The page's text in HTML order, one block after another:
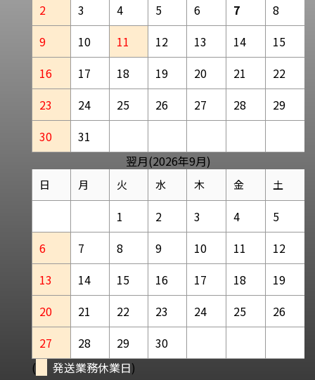
2
3 4 5 6 7
8
9
10 11 12 13 14
15
16
17 18 19 20 21
22
23
24 25 26 27 28
29
30
31
翌月(2026年9月)
日 月 火 水 木 金 土
1 2 3 4
5
6
7 8 9 10 11
12
13
14 15 16 17 18
19
20
21 22 23 24 25
26
27
28 29
30
(
発送業務休業日)